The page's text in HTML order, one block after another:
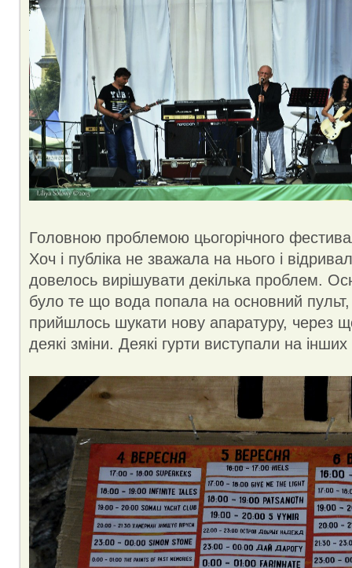
Головною проблемою цьогорічного
Хоч і публіка не зважала на нього і
довелось вирішувати декілька проблем.
було те що вода попала на основний
прийшлось шукати нову апаратуру, через
деякі зміни. Деякі гурти виступали на